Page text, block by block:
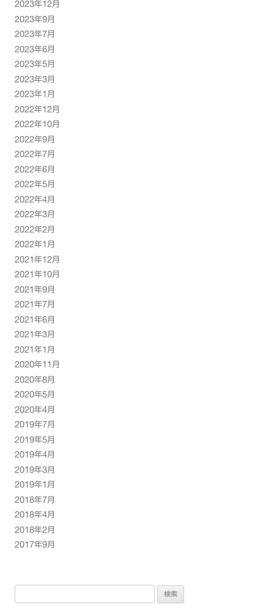
2023年12月
2023年9月
2023年7月
2023年6月
2023年5月
2023年3月
2023年1月
2022年12月
2022年10月
2022年9月
2022年7月
2022年6月
2022年5月
2022年4月
2022年3月
2022年2月
2022年1月
2021年12月
2021年10月
2021年9月
2021年7月
2021年6月
2021年3月
2021年1月
2020年11月
2020年8月
2020年5月
2020年4月
2019年7月
2019年5月
2019年4月
2019年3月
2019年1月
2018年7月
2018年4月
2018年2月
2017年9月
索: